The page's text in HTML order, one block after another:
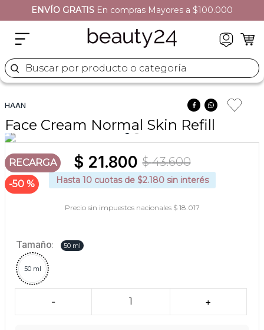
ENVÍO GRATIS En compras Mayores a $100.000
Buscar por producto o categoría
HAAN
Face Cream Normal Skin Refill
RECARGA
50 %
$ 43.600
$ 21.800
Hasta 10cuotas de $2.180 sin interés
Precio sin impuestos nacionales $ 18.017
Tamaño: 50 ml
50 ml
- 1 +
sets
naj oleari
5. versace